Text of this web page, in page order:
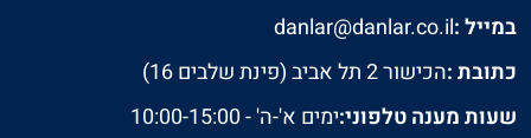
במייל :danlar@danlar.co.il
כתובת :הכישור 2 תל אביב (פינת שלבים 16)
שעות מענה טלפוני:ימים א'-ה' - 10:00-15:00